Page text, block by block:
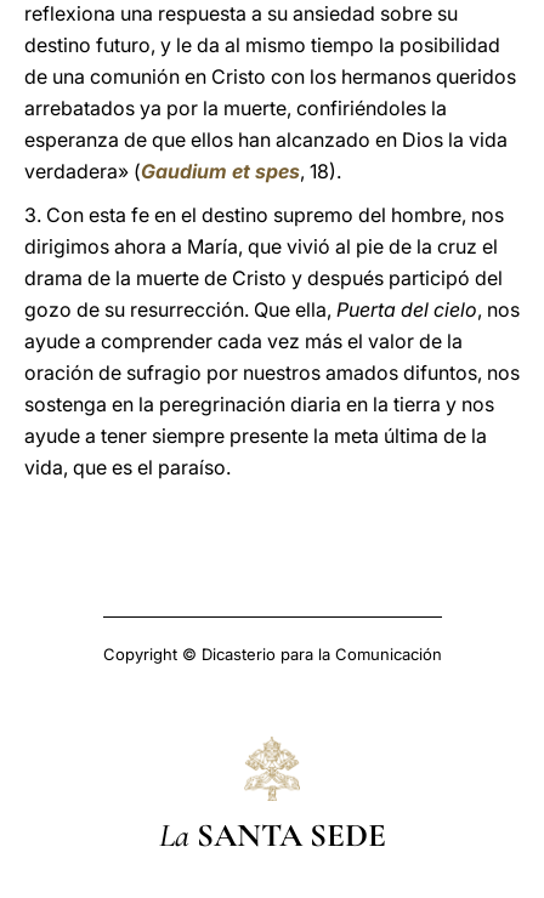
reflexiona una respuesta a su ansiedad sobre su
destino futuro, y le da al mismo tiempo la posibilidad
de una comunión en Cristo con los hermanos queridos
arrebatados ya por la muerte, confiriéndoles la
esperanza de que ellos han alcanzado en Dios la vida
verdadera» (Gaudium et spes, 18).
3. Con esta fe en el destino supremo del hombre, nos
dirigimos ahora a María, que vivió al pie de la cruz el
drama de la muerte de Cristo y después participó del
gozo de su resurrección. Que ella, Puerta del cielo, nos
ayude a comprender cada vez más el valor de la
oración de sufragio por nuestros amados difuntos, nos
sostenga en la peregrinación diaria en la tierra y nos
ayude a tener siempre presente la meta última de la
vida, que es el paraíso.
Copyright © Dicasterio para la Comunicación
La SANTA SEDE